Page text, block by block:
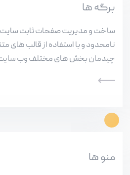
برگه ها
ساخت و مدیریت صفحات ثابت سایت
نامحدود و با استفاده از قالب های
چیدمان بخش های مختلف وب
منو ها